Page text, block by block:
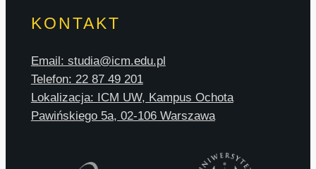
KONTAKT
Email: studia@icm.edu.pl
Telefon: 22 87 49 201
Lokalizacja: ICM UW, Kampus Ochota
Pawińskiego 5a, 02-106 Warszawa